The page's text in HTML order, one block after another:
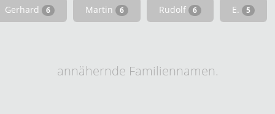
Gerhard 6 Martin 6 Rudolf 6 E. 5
annähernde Familiennamen.